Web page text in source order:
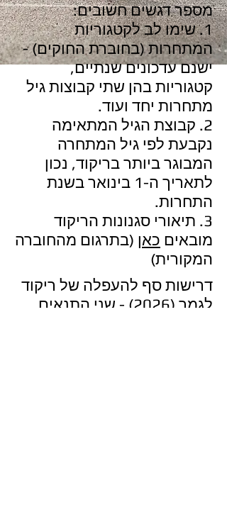
מספר דגשים חשובים:
1. שימו לב לקטגוריות
המתחרות (בחוברת החוקים) -
ישנם עדכונים שנתיים,
קטגוריות בהן שתי קבוצות גיל
מתחרות יחד ועוד.
2. קבוצת הגיל המתאימה
נקבעת לפי גיל המתחרה
המבוגר ביותר בריקוד, נכון
לתאריך ה-1 בינואר בשנת
התחרות.
3. תיאורי סגנונות הריקוד
מובאים כאן (בתרגום מהחוברה
המקורית)
דרישות סף להעפלה של ריקוד
לגמר (2026) -
שני התנאים